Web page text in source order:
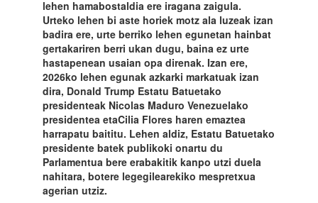
lehen hamabostaldia ere iragana zaigula.
Urteko lehen bi aste horiek motz ala luzeak izan
badira ere, urte berriko lehen egunetan hainbat
gertakariren berri ukan dugu, baina ez urte
hastapenean usaian opa direnak. Izan ere,
2026ko lehen egunak azkarki markatuak izan
dira, Donald Trump Estatu Batuetako
presidenteak Nicolas Maduro Venezuelako
presidentea etaCilia Flores haren emaztea
harrapatu baititu. Lehen aldiz, Estatu Batuetako
presidente batek publikoki onartu du
Parlamentua bere erabakitik kanpo utzi duela
nahitara, botere legegilearekiko mespretxua
agerian utziz.